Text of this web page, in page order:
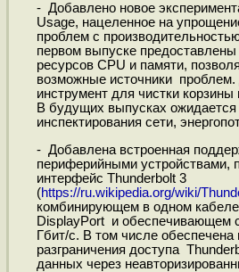
- Добавлено новое
Usage, нацеленное на
проблем с
первом выпуске
ресурсов CPU и памяти,
возможные источники проблем.
инструмент для чистки
В будущих выпусках
инспектирования сети,
- Добавлена встроенная
периферийными устройствами,
интерфейс Thunderbolt 3
(https://ru.wikipedia.org/wiki/
комбинирующем в одном
DisplayPort и обеспечивающем
Гбит/с. В том числе
разграничения доступа
данных через